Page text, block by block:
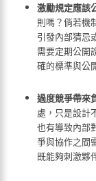
激勵規定應該
則嗎？倘若機
引發內部猜忌
需要定期公開
確的標準與公
過度競爭帶來
處，只是設計
也有導致內部
爭與協作之間
既能夠刺激夥